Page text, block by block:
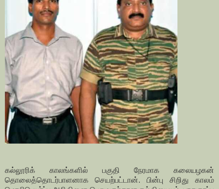
கல்லூரிக் காலங்களில் பகுதி நேரமாக கலையழகன்
தொலைத்தொடர்பாளனாக செயற்பட்டான். பின்பு சிறிது காலம்